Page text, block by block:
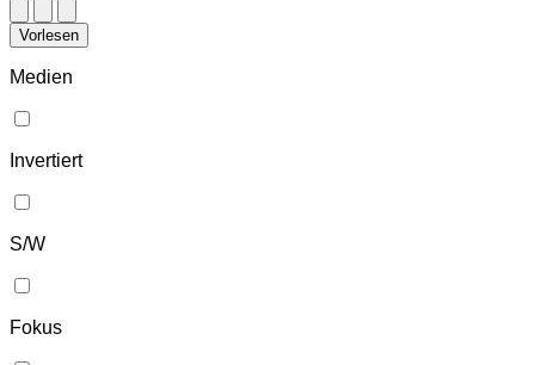
Vorlesen
Medien
Invertiert
S/W
Fokus